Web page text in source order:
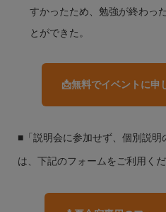
すかったため、勉強が終わっ
とができた。
📩無料でイベントに申
■「説明会に参加せず、個別説
は、下記のフォームをご利用くだ